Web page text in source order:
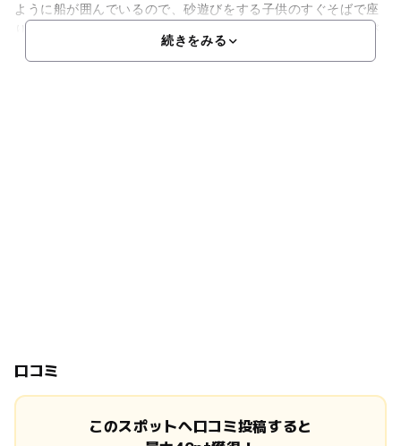
ように船が囲んでいるので、砂遊びをする子供のすぐそばで座
りながら見守ることができます。他にはすべり台、ブランコが
続きをみる
口コミ
このスポットへ口コミ投稿すると